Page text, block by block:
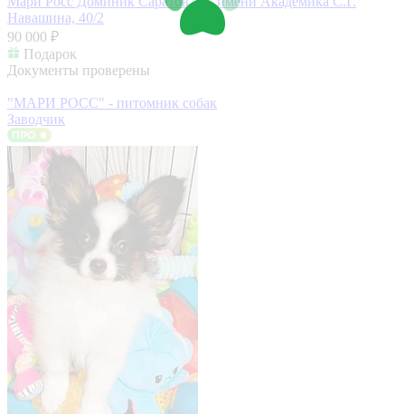
Навашина, 40/2
90 000 ₽
Подарок
Документы проверены
"МАРИ РОСС" - питомник собак
Заводчик